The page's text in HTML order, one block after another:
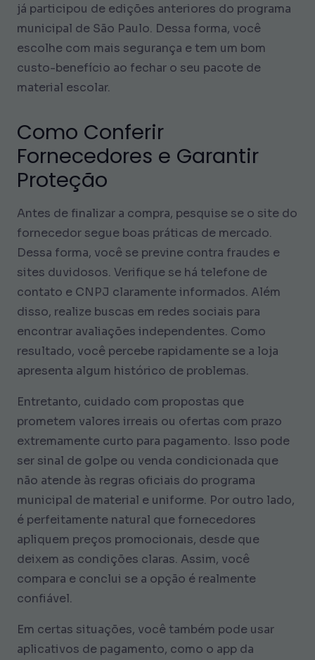
já participou de edições anteriores do programa
municipal de São Paulo. Dessa forma, você
escolhe com mais segurança e tem um bom
custo-benefício ao fechar o seu pacote de
material escolar.
Como Conferir
Fornecedores e Garantir
Proteção
Antes de finalizar a compra, pesquise se o site do
fornecedor segue boas práticas de mercado.
Dessa forma, você se previne contra fraudes e
sites duvidosos. Verifique se há telefone de
contato e CNPJ claramente informados. Além
disso, realize buscas em redes sociais para
encontrar avaliações independentes. Como
resultado, você percebe rapidamente se a loja
apresenta algum histórico de problemas.
Entretanto, cuidado com propostas que
prometem valores irreais ou ofertas com prazo
extremamente curto para pagamento. Isso pode
ser sinal de golpe ou venda condicionada que
não atende às regras oficiais do programa
municipal de material e uniforme. Por outro lado,
é perfeitamente natural que fornecedores
apliquem preços promocionais, desde que
deixem as condições claras. Assim, você
compara e conclui se a opção é realmente
confiável.
Em certas situações, você também pode usar
aplicativos de pagamento, como o app da